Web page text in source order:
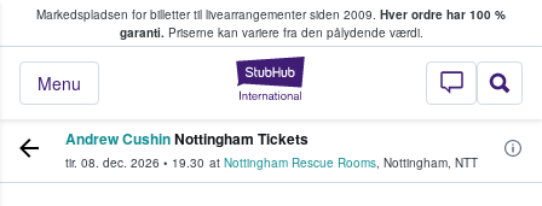
Markedspladsen for billetter til livearrangementer siden 2009. Hver ordre har 100 %
garanti.Priserne kan variere fra den pålydende værdi.
StubHub - Hvor
Menu
køber og sælger billetter
Andrew CushinNottingham Tickets
tir. 08. dec. 2026 • 19.30 at Nottingham Rescue Rooms, Nottingham, NTT